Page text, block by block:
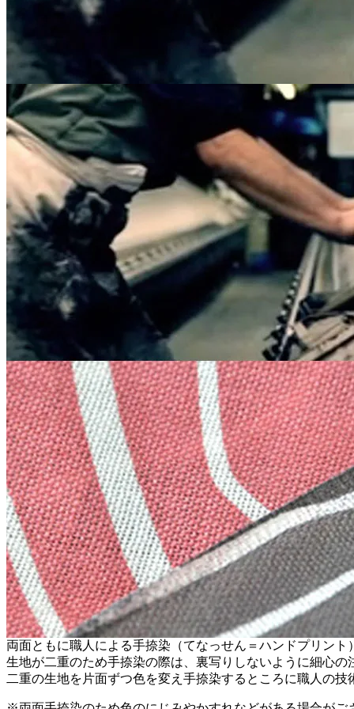
両面ともに職人による手捺染（てなっせん＝ハンドプリント
生地が二重のため手捺染の際は、裏写りしないように細心の
二重の生地を片面ずつ色を変え手捺染するところに職人の技